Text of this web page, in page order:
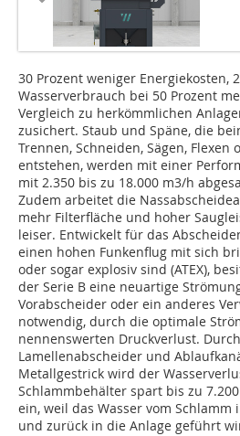
30 Prozent weniger Energiekosten,
Wasserverbrauch bei 50 Prozent
Vergleich zu herkömmlichen
zusichert. Staub und Späne, die
Trennen, Schneiden, Sägen, Flexen
entstehen, werden mit einer
mit 2.350 bis zu 18.000 m3/h
Zudem arbeitet die
mehr Filterfläche und hoher
leiser. Entwickelt für das
einen hohen Funkenflug mit sich
oder sogar explosiv sind (ATEX),
der Serie B eine neuartige
Vorabscheider oder ein anderes
notwendig, durch die optimale
nennenswerten Druckverlust.
Lamellenabscheider und
Metallgestrick wird der
Schlammbehälter spart bis zu
ein, weil das Wasser vom
und zurück in die Anlage geführt